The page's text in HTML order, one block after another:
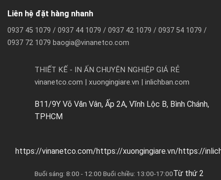
Liên hệ đặt hàng nhanh
0937 45 1079 / 0937 44 1079 / 0937 42 1079 / 0937 54 1079 /
0937 72 1079 baogia@vinanetco.com
THIẾT KẾ - IN ẤN CHUYÊN NGHIỆP GIÁ RẺ
vinanetco.com | xuongingiare.vn | inlichban.com
B11/9Y Võ Văn Vân, Ấp 2A, Vĩnh Lộc B, Bình Chánh,
TPHCM
https://vinanetco.com/https://xuongingiare.vn/https://
Buổi sáng: 8:00 - 12:00 Buổi chiều: 13:00-17:00Từ thứ 2